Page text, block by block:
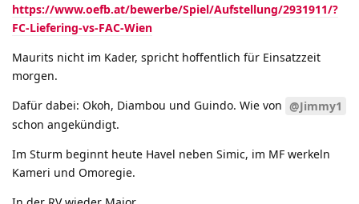
https://www.oefb.at/bewerbe/Spiel/Aufstellung/2931911/?
FC-Liefering-vs-FAC-Wien
Maurits nicht im Kader, spricht hoffentlich für Einsatzzeit
morgen.
Dafür dabei: Okoh, Diambou und Guindo. Wie von @Jimmy1
schon angekündigt.
Im Sturm beginnt heute Havel neben Simic, im MF werkeln
Kameri und Omoregie.